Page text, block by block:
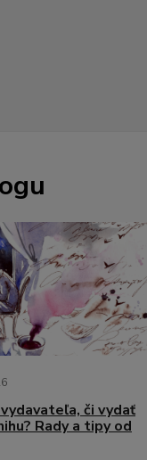
či vydať
Rady a tipy od